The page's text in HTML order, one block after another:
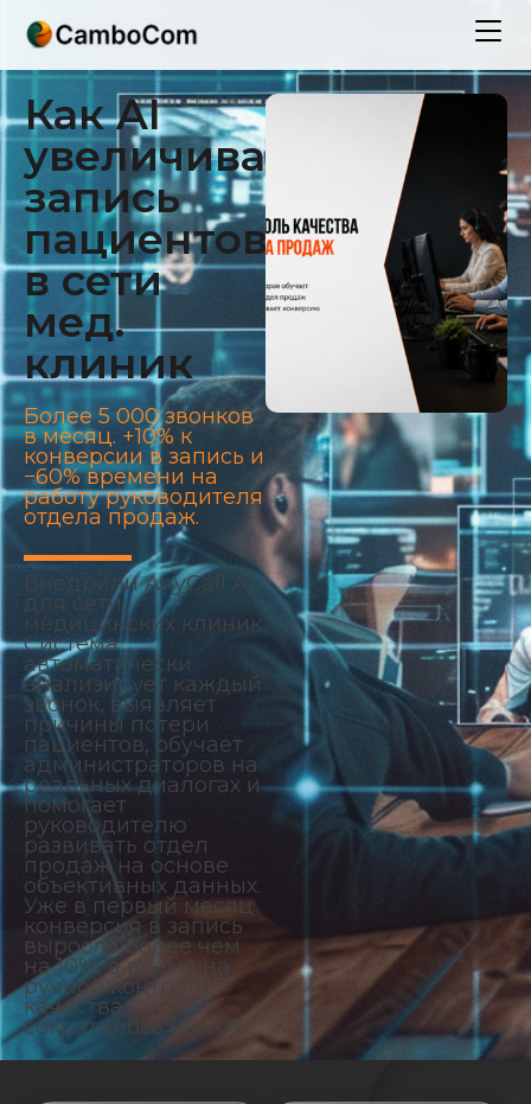
Как AI
увеличивает
запись
пациентов
в сети
мед.
клиник
Более 5 000 звонков
в месяц. +10% к
конверсии в запись и
−60% времени на
работу руководителя
отдела продаж.
Внедрили AnyCall AI
для сети
медицинских клиник.
Система
автоматически
анализирует каждый
звонок, выявляет
причины потери
пациентов, обучает
администраторов на
реальных диалогах и
помогает
руководителю
развивать отдел
продаж на основе
объективных данных.
Уже в первый месяц
конверсия в запись
выросла более чем
на 10%, а время на
ручной контроль
качества
сократилось на 60%.